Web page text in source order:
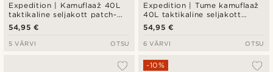
Expedition | Kamuflaaž 40L
taktikaline seljakott patch-
paneeliga
54,95 €
5 VÄRVI OTSU
Expedition | Tume kamuflaaž
40L taktikaline seljakott
patch-paneeliga
54,95 €
6 VÄRVI OTSU
-10%